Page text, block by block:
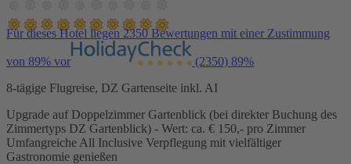
Für dieses Hotel liegen 2350 Bewertungen mit einer Zustimmung
von 89% vor (2350) 89%
8-tägige Flugreise, DZ Gartenseite inkl. AI
Upgrade auf Doppelzimmer Gartenblick (bei direkter Buchung des
Zimmertyps DZ Gartenblick) - Wert: ca. € 150,- pro Zimmer
Umfangreiche All Inclusive Verpflegung mit vielfältiger
Gastronomie genießen